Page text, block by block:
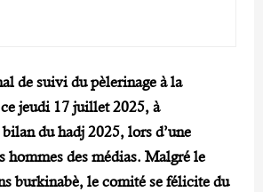
de suivi du pèlerinage à la
jeudi 17 juillet 2025, à
du hadj 2025, lors d’une
hommes des médias. Malgré le
burkinabè, le comité se félicite du